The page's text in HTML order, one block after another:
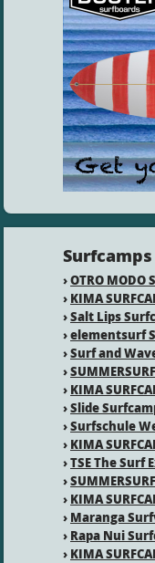
Surfcamps
›OTRO
› KIMA
›Salt Lips
›elementsurf
›Surf and
›
› KIMA
›Slide
›Surfschule
› KIMA
›TSE The Surf
›
› KIMA
› Maranga
› Rapa Nui
› KIMA